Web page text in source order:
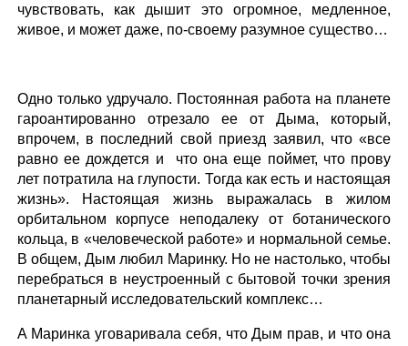
чувствовать, как дышит это огромное, медленное,
живое, и может даже, по-своему разумное существо…
Одно только удручало. Постоянная работа на планете
гароантированно отрезало ее от Дыма, который,
впрочем, в последний свой приезд заявил, что «все
равно ее дождется и что она еще поймет, что прову
лет потратила на глупости. Тогда как есть и настоящая
жизнь». Настоящая жизнь выражалась в жилом
орбитальном корпусе неподалеку от ботанического
кольца, в «человеческой работе» и нормальной семье.
В общем, Дым любил Маринку. Но не настолько, чтобы
перебраться в неустроенный с бытовой точки зрения
планетарный исследовательский комплекс…
А Маринка уговаривала себя, что Дым прав, и что она